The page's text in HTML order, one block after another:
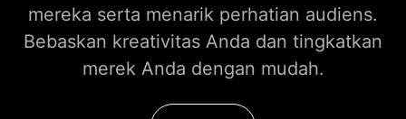
mereka serta menarik perhatian audiens.
Bebaskan kreativitas Anda dan tingkatkan
merek Anda dengan mudah.